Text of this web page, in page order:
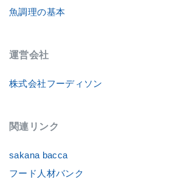
魚調理の基本
運営会社
株式会社フーディソン
関連リンク
sakana bacca
フード人材バンク